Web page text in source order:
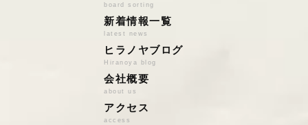
ステンレス
鉄
雑品系ｽｸﾗｯﾌﾟ
鉛バッテリー
鉛/亜鉛/錫/はんだ
特殊金属
基板スクラップ
宅配便買取の場合
ハイブリッド買取
法人様の場合
board sorting
新着情報一覧
latest news
ヒラノヤブログ
Hiranoya blog
会社概要
about us
アクセス
access